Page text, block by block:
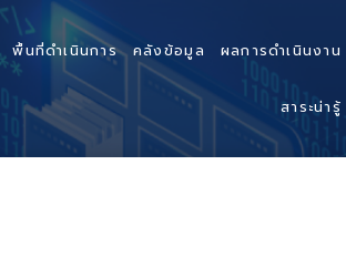
พื้นที่ดำเนินการ คลังข้อมูล ผลการดำเนินงาน
สาระน่ารู้